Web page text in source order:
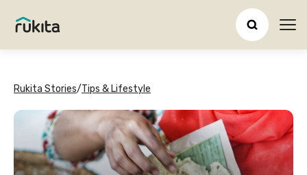
Rukita Stories/Tips & Lifestyle